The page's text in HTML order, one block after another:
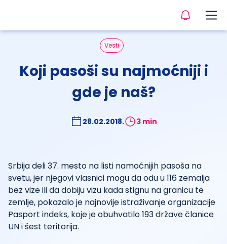
Vesti
Koji pasoši su najmoćniji i
gde je naš?
28.02.2018. 3 min
Srbija deli 37. mesto na listi namoćnijih pasoša na
svetu, jer njegovi vlasnici mogu da odu u 116 zemalja
bez vize ili da dobiju vizu kada stignu na granicu te
zemlje, pokazalo je najnovije istraživanje organizacije
Pasport indeks, koje je obuhvatilo 193 države članice
UN i šest teritorija.